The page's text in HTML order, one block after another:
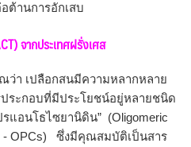
ต้านการอักเสบ
จากประเทศฝรั่งเศส
ว่า เปลือกสนมีความหลากหลาย
ประกอบที่มีประโยชน์อยู่หลายชนิด
อนโธไซยานิดิน” (Oligomeric
- OPCs) ซึ่งมีคุณสมบัติเป็นสาร